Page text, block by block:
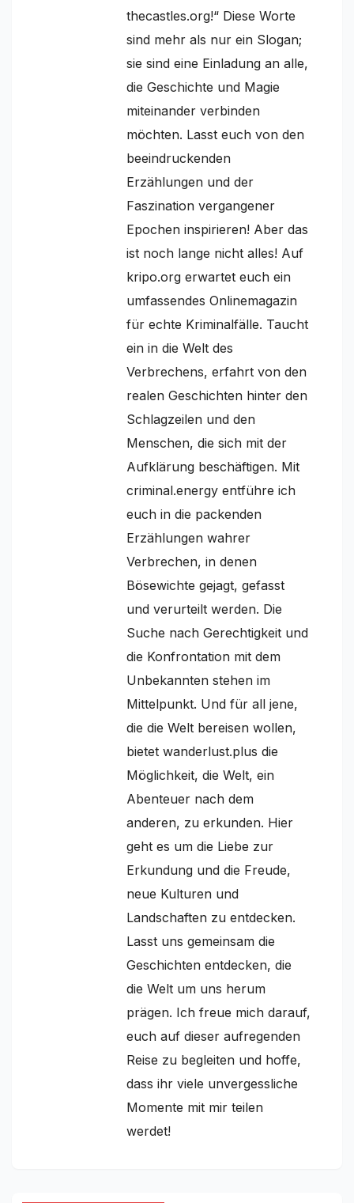
thecastles.org!“ Diese Worte
sind mehr als nur ein Slogan;
sie sind eine Einladung an alle,
die Geschichte und Magie
miteinander verbinden
möchten. Lasst euch von den
beeindruckenden
Erzählungen und der
Faszination vergangener
Epochen inspirieren! Aber das
ist noch lange nicht alles! Auf
kripo.org erwartet euch ein
umfassendes Onlinemagazin
für echte Kriminalfälle. Taucht
ein in die Welt des
Verbrechens, erfahrt von den
realen Geschichten hinter den
Schlagzeilen und den
Menschen, die sich mit der
Aufklärung beschäftigen. Mit
criminal.energy entführe ich
euch in die packenden
Erzählungen wahrer
Verbrechen, in denen
Bösewichte gejagt, gefasst
und verurteilt werden. Die
Suche nach Gerechtigkeit und
die Konfrontation mit dem
Unbekannten stehen im
Mittelpunkt. Und für all jene,
die die Welt bereisen wollen,
bietet wanderlust.plus die
Möglichkeit, die Welt, ein
Abenteuer nach dem
anderen, zu erkunden. Hier
geht es um die Liebe zur
Erkundung und die Freude,
neue Kulturen und
Landschaften zu entdecken.
Lasst uns gemeinsam die
Geschichten entdecken, die
die Welt um uns herum
prägen. Ich freue mich darauf,
euch auf dieser aufregenden
Reise zu begleiten und hoffe,
dass ihr viele unvergessliche
Momente mit mir teilen
werdet!